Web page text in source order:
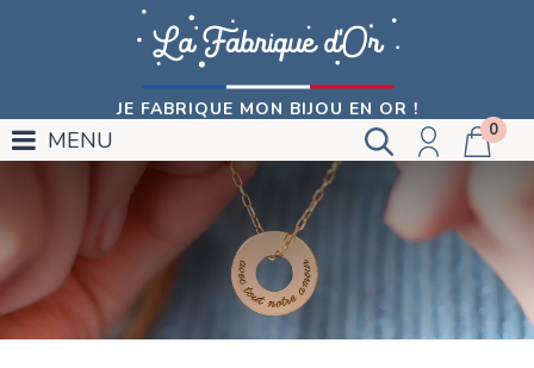
JE FABRIQUE MON BIJOU EN OR !
0
MENU